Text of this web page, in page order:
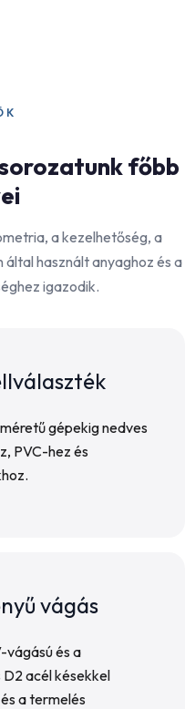
főbb
a kezelhetőség, a
használt anyaghoz és a
igazodik.
gépekig nedves
PVC-hez és
vágás
vágású és a
acél késekkel
a termelés